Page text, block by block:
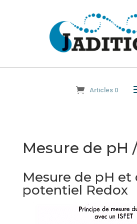
Articles 0
Mesure de pH
Mesure de pH et
potentiel Redox